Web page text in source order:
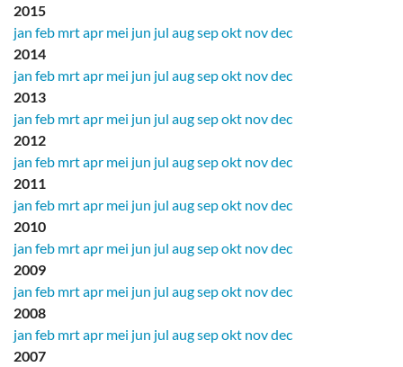
2015
jan feb mrtapr mei jun jul augsepokt novdec
2014
jan feb mrtapr mei jun jul augsepokt novdec
2013
jan feb mrtapr mei jun jul augsepokt novdec
2012
jan feb mrtapr mei jun jul augsepokt novdec
2011
jan feb mrtapr mei jun jul augsepokt novdec
2010
jan feb mrtapr mei jun jul augsepokt novdec
2009
jan feb mrtapr mei jun jul augsepokt novdec
2008
jan feb mrtapr mei jun jul augsepokt novdec
2007